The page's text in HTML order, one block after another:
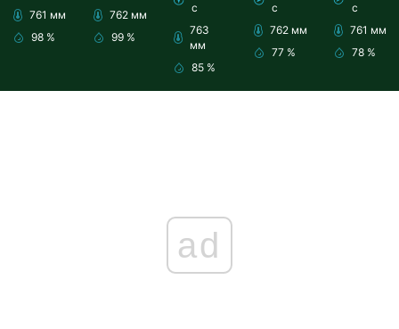
761 мм
98 %
762 мм
99 %
с
763
мм
85 %
с
762 мм
77 %
с
761 мм
78 %
ad